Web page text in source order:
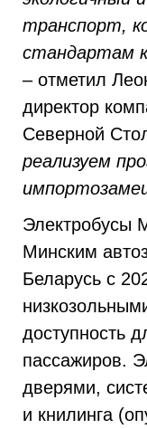
транспорт,
стандартам
– отметил
директор
Северной
реализуем
Электробусы
Минским
Беларусь с
доступность
пассажиров.
дверями,
и книлинга